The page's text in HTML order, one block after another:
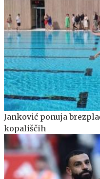
Janković ponuja
kopališčih